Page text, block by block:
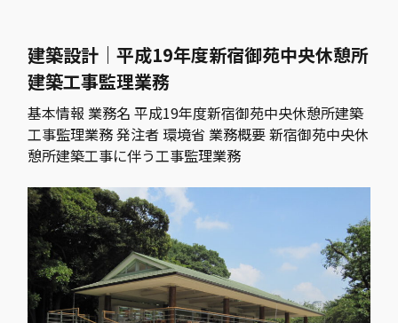
建築設計｜平成19年度新宿御苑中央休憩所
建築工事監理業務
基本情報 業務名 平成19年度新宿御苑中央休憩所建築
工事監理業務 発注者 環境省 業務概要 新宿御苑中央休
憩所建築工事に伴う工事監理業務